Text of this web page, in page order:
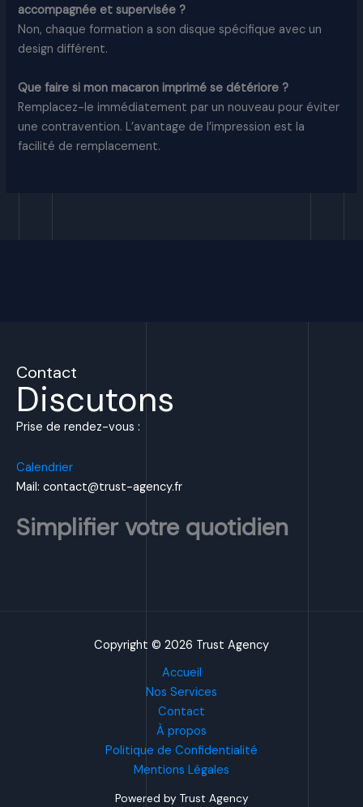
accompagnée et supervisée ?
Non, chaque formation a son disque spécifique avec un
design différent.
Que faire si mon macaron imprimé se détériore ?
Remplacez-le immédiatement par un nouveau pour éviter
une contravention. L’avantage de l’impression est la
facilité de remplacement.
Contact
Discutons
Prise de rendez-vous :
Calendrier
Mail: contact@trust-agency.fr
Simplifier votre quotidien
Copyright © 2026 Trust Agency
Accueil
Nos Services
Contact
À propos
Politique de Confidentialité
Mentions Légales
Powered by Trust Agency